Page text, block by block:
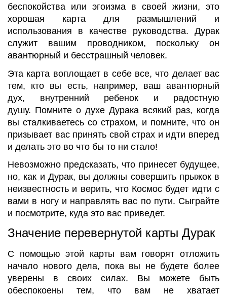
беспокойства или эгоизма в своей жизни, это
хорошая карта для размышлений и
использования в качестве руководства. Дурак
служит вашим проводником, поскольку он
авантюрный и бесстрашный человек.
Эта карта воплощает в себе все, что делает вас
тем, кто вы есть, например, ваш авантюрный
дух, внутренний ребенок и радостную
душу. Помните о духе Дурака всякий раз, когда
вы сталкиваетесь со страхом, и помните, что он
призывает вас принять свой страх и идти вперед
и делать это во что бы то ни стало!
Невозможно предсказать, что принесет будущее,
но, как и Дурак, вы должны совершить прыжок в
неизвестность и верить, что Космос будет идти с
вами в ногу и направлять вас по пути. Сыграйте
и посмотрите, куда это вас приведет.
Значение перевернутой карты Дурак
С помощью этой карты вам говорят отложить
начало нового дела, пока вы не будете более
уверены в своих силах. Вы можете быть
обеспокоены тем, что вам не хватает